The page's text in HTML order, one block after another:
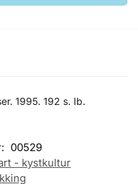
1995. 192 s. Ib.
00529
- kystkultur